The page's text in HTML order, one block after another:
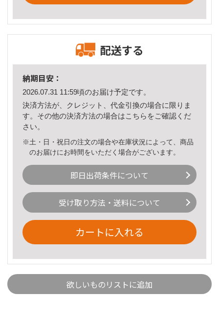
配送する
納期目安：
2026.07.31 11:59頃のお届け予定です。
決済方法が、クレジット、代金引換の場合に限りま
す。その他の決済方法の場合はこちら をご確認くだ
さい。
※土・日・祝日の注文の場合や在庫状況によって、商品
のお届けにお時間をいただく場合がございます。
即日出荷条件について
受け取り方法・送料について
カートに入れる
欲しいものリストに追加